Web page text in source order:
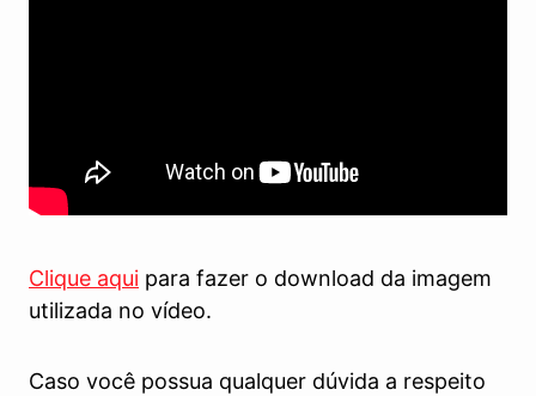
Clique aqui para fazer o download da imagem
utilizada no vídeo.
Caso você possua qualquer dúvida a respeito